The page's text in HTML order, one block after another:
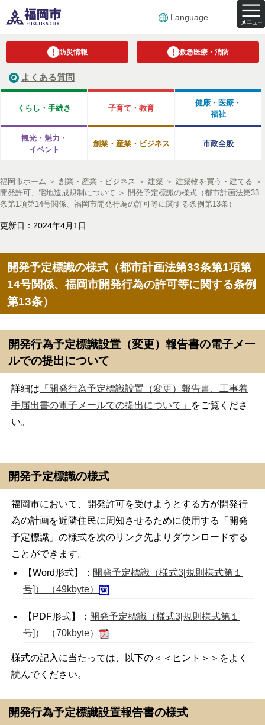
Language
防災情報 救急医療・消防
よくある質問
くらし・手続き 子育て・教育
健康・医療・
福祉
観光・魅力・
イベント
創業・産業・ビジネス 市政全般
福岡市ホーム ＞ 創業・産業・ビジネス ＞ 建築 ＞ 建築物を買う・建てる ＞
開発許可、宅地造成規制について ＞ 開発予定標識の様式（都市計画法第33
条第1項第14号関係、福岡市開発行為の許可等に関する条例第13条）
更新日：2024年4月1日
開発予定標識の様式（都市計画法第33条第1項第
14号関係、福岡市開発行為の許可等に関する条例
第13条）
開発行為予定標識設置（変更）報告書の電子メー
ルでの提出について
詳細は 「開発行為予定標識設置（変更）報告書、工事着
手届出書の電子メールでの提出について」
をご覧くださ
い。
開発予定標識の様式
福岡市において、開発許可を受けようとする方が開発行
為の計画を近隣住民に周知させるために使用する「開発
予定標識」の様式を次のリンク先よりダウンロードする
ことができます。
【Word形式】： 開発予定標識（様式3[規則様式第１
号]） （49kbyte）
【PDF形式】： 開発予定標識（様式3[規則様式第１
号]） （70kbyte）
様式の記入に当たっては、以下の＜＜ヒント＞＞をよく
読んでください。
開発行為予定標識設置報告書の様式